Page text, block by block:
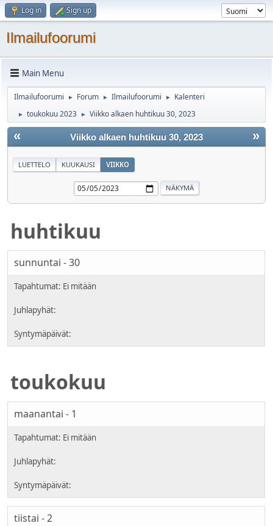
Log in Sign up
Ilmailufoorumi
Main Menu
Ilmailufoorumi ► Forum ► Ilmailufoorumi ► Kalenteri
► toukokuu 2023 ► Viikko alkaen huhtikuu 30, 2023
« »
Viikko alkaen huhtikuu 30, 2023
LUETTELO KUUKAUSI VIIKKO
huhtikuu
sunnuntai - 30
toukokuu
maanantai - 1
tiistai - 2